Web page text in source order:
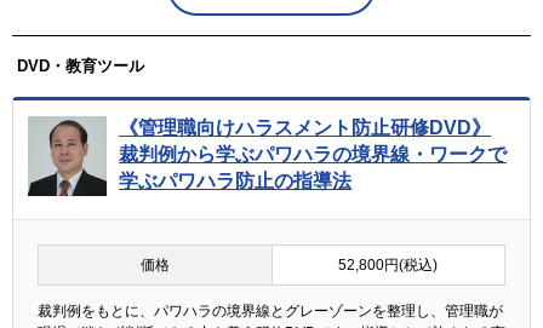
DVD・教育ツール
《管理職向けハラスメント防止研修DVD》
裁判例から学ぶパワハラの境界線・ワークで
学ぶパワハラ防止の指導法
価格 52,800円(税込)
裁判例をもとに、パワハラの境界線とグレーゾーンを整理し、管理職が